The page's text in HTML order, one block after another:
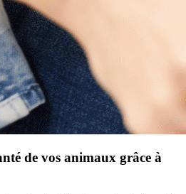
de vos animaux grâce à